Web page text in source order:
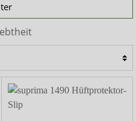
Taschen, in die
weiche Polster eingelegt
Onlineshop bietet
sowie die dazu
Slips von namhaften
können Sturzverletzungen